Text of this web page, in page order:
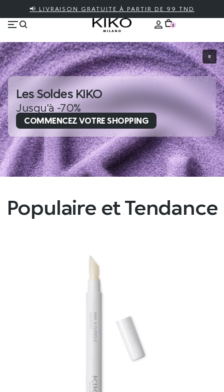
📢 LIVRAISON GRATUITE À PARTIR DE 99 TND
2
Les Soldes KIKO
Jusqu'à -70%
COMMENCEZ VOTRE SHOPPING
Populaire et Tendance